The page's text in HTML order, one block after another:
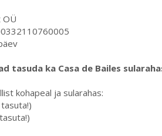
OÜ
tasuda ka Casa de Bailes
kohapeal ja sularahas: